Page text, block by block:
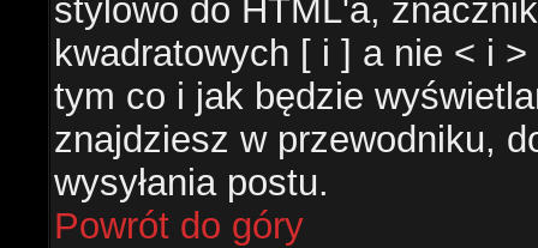
stylowo do HTML'a,
kwadratowych [ i ] a nie < i
tym co i jak będzie
znajdziesz w przewodniku,
wysyłania postu.
Powrót do góry